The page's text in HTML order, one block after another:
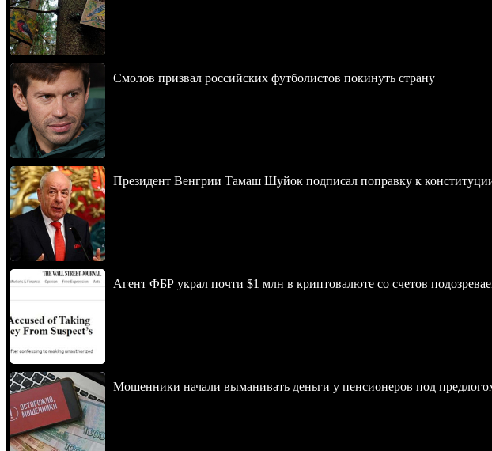
Смолов призвал российских футболистов покинуть страну
Президент Венгрии Тамаш Шуйок подписал поправку к
Агент ФБР украл почти $1 млн в криптовалюте со счетов
Мошенники начали выманивать деньги у пенсионеров под